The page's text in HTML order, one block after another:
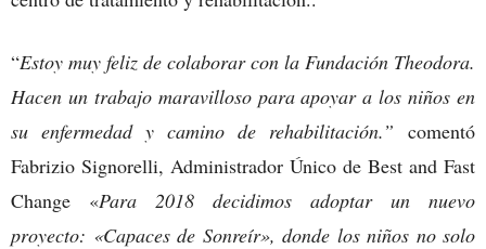
“Estoy muy feliz de colaborar con la Fundación Theodora.
Hacen un trabajo maravilloso para apoyar a los niños en
su enfermedad y camino de rehabilitación.” comentó
Fabrizio Signorelli, Administrador Único de Best and Fast
Change «Para 2018 decidimos adoptar un nuevo
proyecto: «Capaces de Sonreír», donde los niños no solo